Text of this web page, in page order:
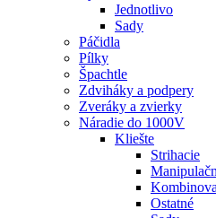
Jednotlivo
Sady
Páčidla
Pílky
Špachtle
Zdviháky a podpery
Zveráky a zvierky
Náradie do 1000V
Kliešte
Strihacie
Ostatné